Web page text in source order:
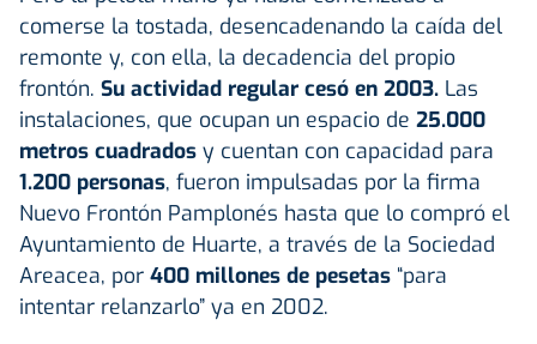
comerse la tostada, desencadenando la caída del
remonte y, con ella, la decadencia del propio
frontón. Su actividad regular cesó en 2003. Las
instalaciones, que ocupan un espacio de 25.000
metros cuadrados y cuentan con capacidad para
1.200 personas, fueron impulsadas por la firma
Nuevo Frontón Pamplonés hasta que lo compró el
Ayuntamiento de Huarte, a través de la Sociedad
Areacea, por 400 millones de pesetas “para
intentar relanzarlo” ya en 2002.